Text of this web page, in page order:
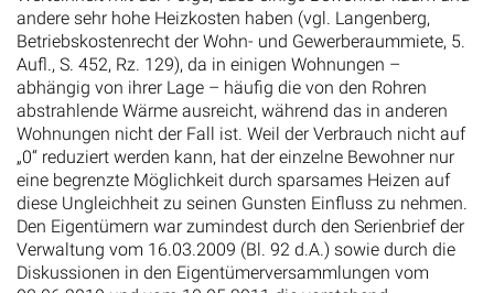
andere sehr hohe Heizkosten haben (vgl. Langenberg,
Betriebskostenrecht der Wohn- und Gewerberaummiete, 5.
Aufl., S. 452, Rz. 129), da in einigen Wohnungen –
abhängig von ihrer Lage – häufig die von den Rohren
abstrahlende Wärme ausreicht, während das in anderen
Wohnungen nicht der Fall ist. Weil der Verbrauch nicht auf
„0“ reduziert werden kann, hat der einzelne Bewohner nur
eine begrenzte Möglichkeit durch sparsames Heizen auf
diese Ungleichheit zu seinen Gunsten Einfluss zu nehmen.
Den Eigentümern war zumindest durch den Serienbrief der
Verwaltung vom 16.03.2009 (Bl. 92 d.A.) sowie durch die
Diskussionen in den Eigentümerversammlungen vom